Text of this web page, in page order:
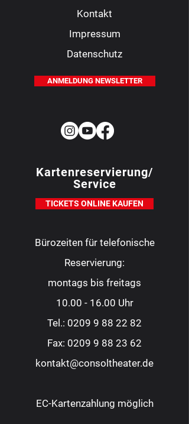
Kontakt
Impressum
Datenschutz
ANMELDUNG NEWSLETTER
Kartenreservierung/
Service
TICKETS ONLINE KAUFEN
Bürozeiten für telefonische
Reservierung:
montags bis freitags
10.00 - 16.00 Uhr
Tel.: 0209 9 88 22 82
Fax: 0209 9 88 23 62
kontakt@consoltheater.de
EC-Kartenzahlung möglich